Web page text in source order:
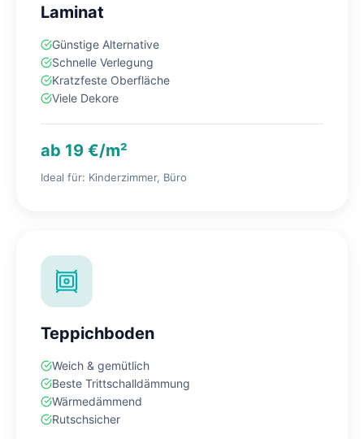
Laminat
Günstige Alternative
Schnelle Verlegung
Kratzfeste Oberfläche
Viele Dekore
ab 19 €/m²
Ideal für: Kinderzimmer, Büro
Teppichboden
Weich & gemütlich
Beste Trittschalldämmung
Wärmedämmend
Rutschsicher